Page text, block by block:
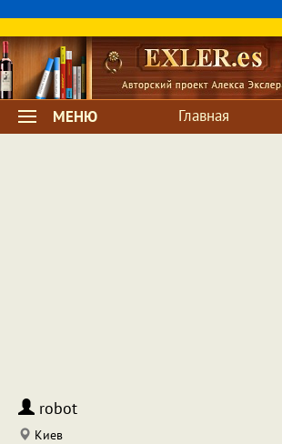
МЕНЮ Главная
robot
Киев